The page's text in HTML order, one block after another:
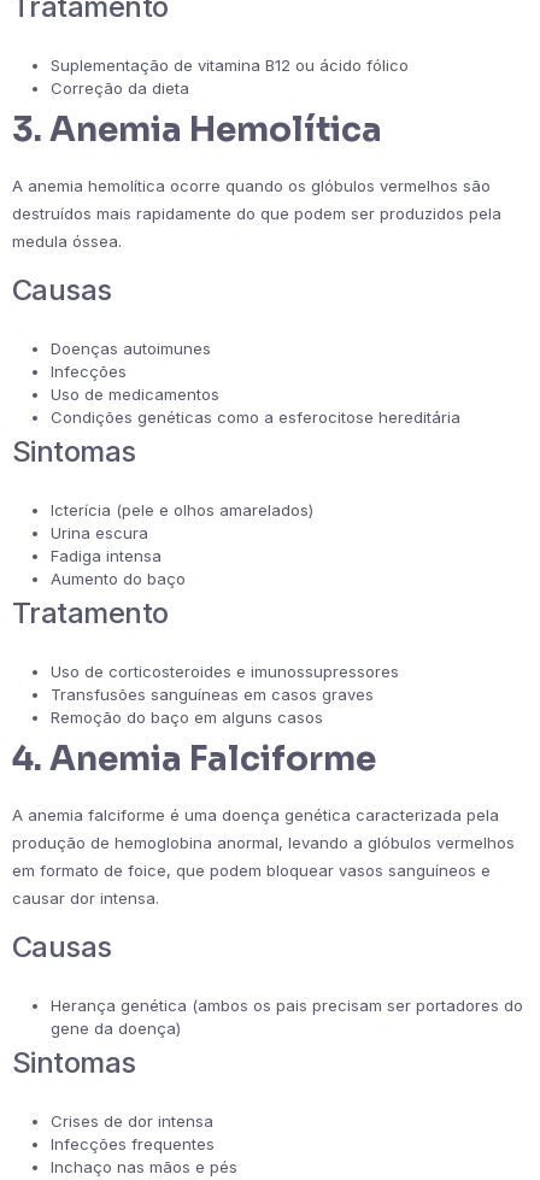
Tratamento
Suplementação de vitamina B12 ou ácido fólico
Correção da dieta
3. Anemia Hemolítica
A anemia hemolítica ocorre quando os glóbulos vermelhos são
destruídos mais rapidamente do que podem ser produzidos pela
medula óssea.
Causas
Doenças autoimunes
Infecções
Uso de medicamentos
Condições genéticas como a esferocitose hereditária
Sintomas
Icterícia (pele e olhos amarelados)
Urina escura
Fadiga intensa
Aumento do baço
Tratamento
Uso de corticosteroides e imunossupressores
Transfusões sanguíneas em casos graves
Remoção do baço em alguns casos
4. Anemia Falciforme
A anemia falciforme é uma doença genética caracterizada pela
produção de hemoglobina anormal, levando a glóbulos vermelhos
em formato de foice, que podem bloquear vasos sanguíneos e
causar dor intensa.
Causas
Herança genética (ambos os pais precisam ser portadores do
gene da doença)
Sintomas
Crises de dor intensa
Infecções frequentes
Inchaço nas mãos e pés